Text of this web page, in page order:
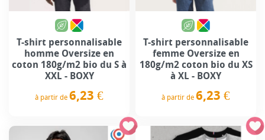
T-shirt personnalisable
homme Oversize en
coton 180g/m2 bio du S à
XXL - BOXY
à partir de 6,23 €
T-shirt personnalisable
femme Oversize en
180g/m2 coton bio du XS
à XL - BOXY
à partir de 6,23 €